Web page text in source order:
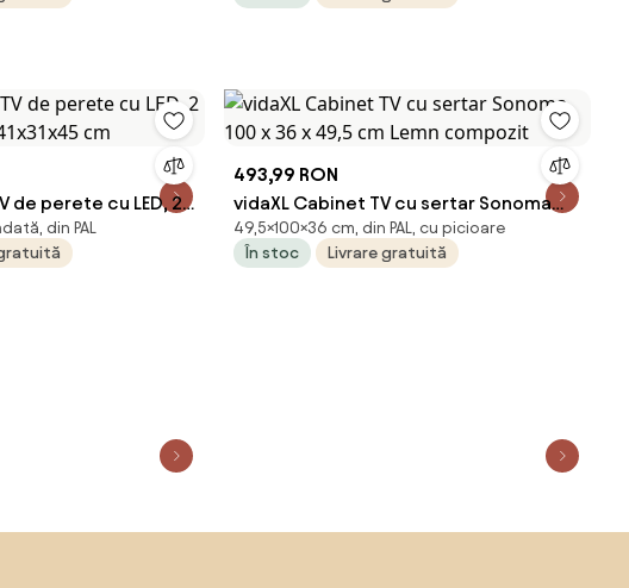
de perete cu LED, 2
cm
din PAL
493,99 RON
vidaXL Cabinet TV cu sertar Sonoma
100 x 36 x 49,5 cm Lemn compozit
49,5×100×36 cm, din PAL, cu picioare
În stoc
Livrare gratuită